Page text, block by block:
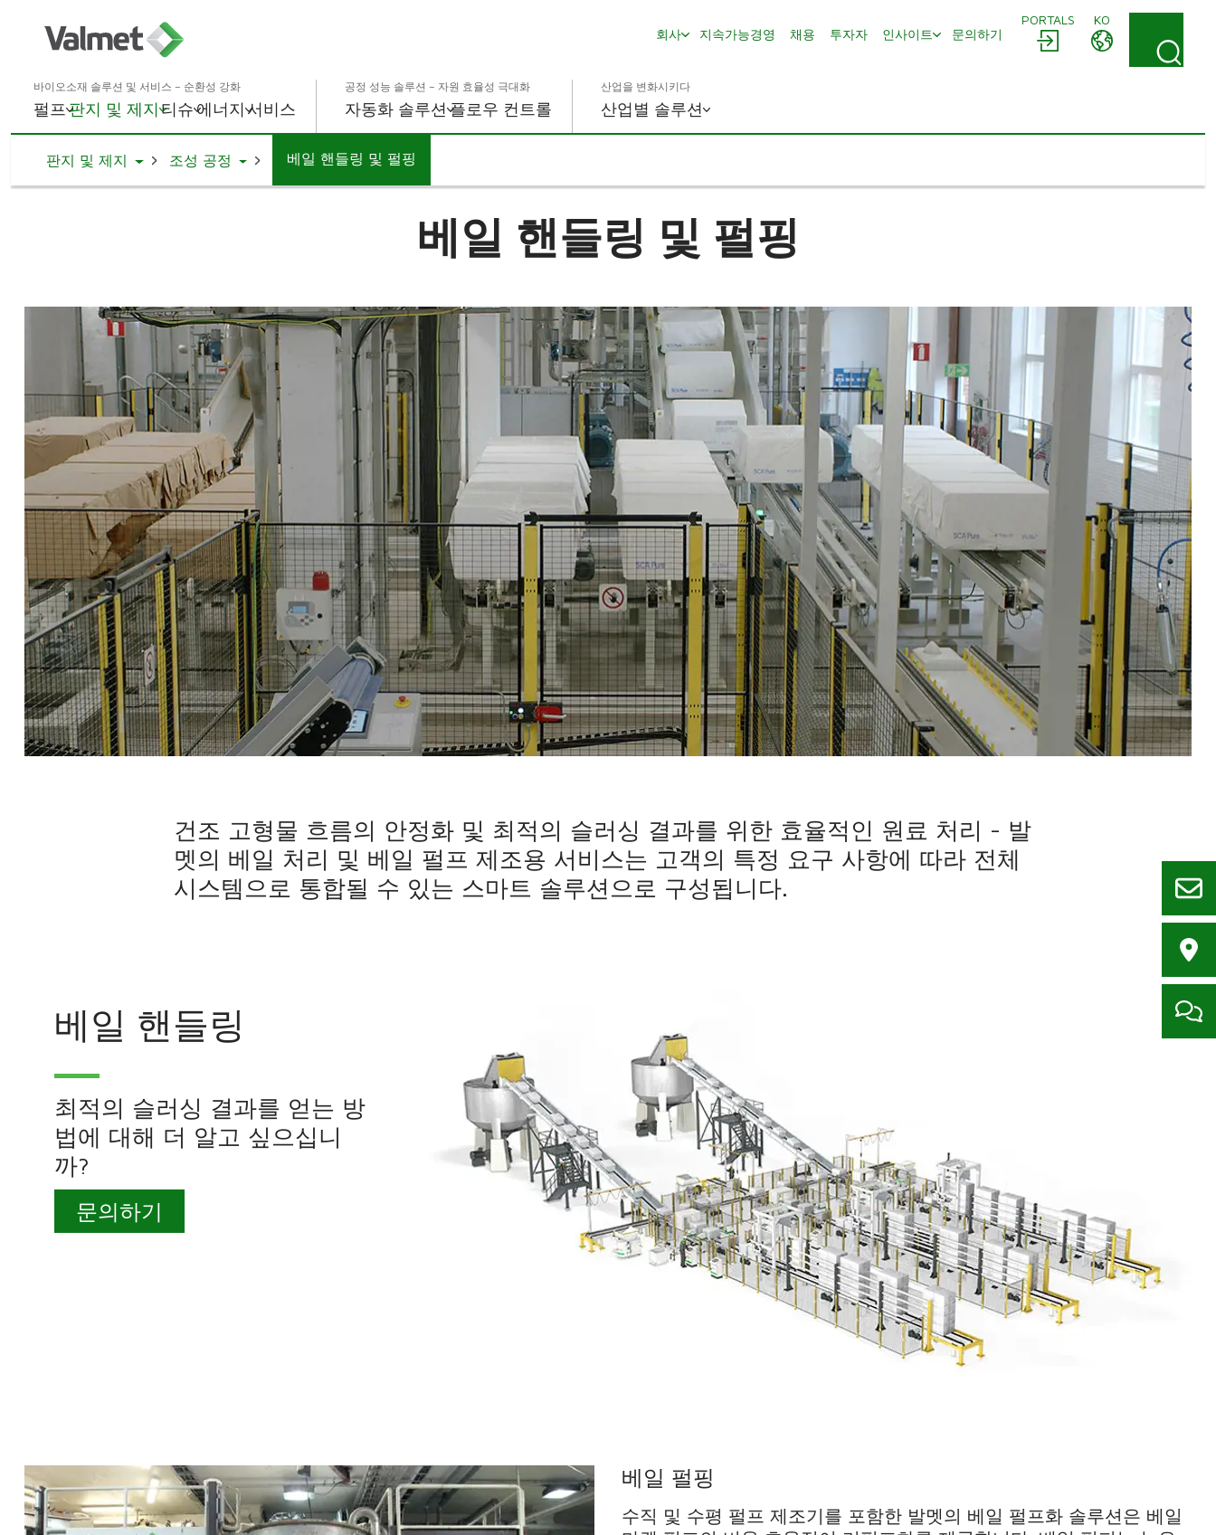
PORTALS
KO
회사
지속가능경영 채용 투자자 인사이트 문의하기
바이오소재 솔루션 및 서비스 – 순환성 강화
펄프 판지 및 제지 티슈에너지 서비스
공정 성능 솔루션 – 자원 효율성 극대화
자동화 솔루션플로우 컨트롤
산업을 변화시키다
산업별 솔루션
판지 및 제지 Toggle Dropdown
조성 공정 Toggle Dropdown
베일 핸들링 및 펄핑
베일 핸들링 및 펄핑
건조 고형물 흐름의 안정화 및 최적의 슬러싱 결과를 위한 효율적인 원료 처리 - 발
멧의 베일 처리 및 베일 펄프 제조용 서비스는 고객의 특정 요구 사항에 따라 전체
시스템으로 통합될 수 있는 스마트 솔루션으로 구성됩니다.
베일 핸들링
최적의 슬러싱 결과를 얻는 방
법에 대해 더 알고 싶으십니
까?
문의하기
베일 펄핑
수직 및 수평 펄프 제조기를 포함한 발멧의 베일 펄프화 솔루션은 베일